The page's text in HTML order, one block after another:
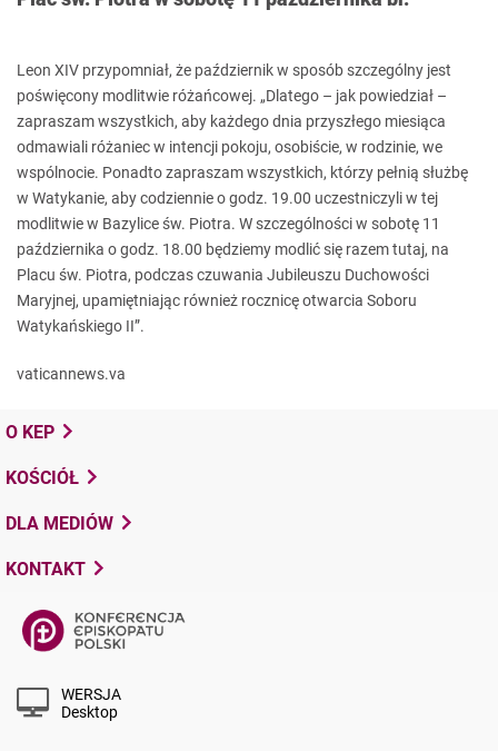
Leon XIV przypomniał, że październik w sposób szczególny jest
poświęcony modlitwie różańcowej. „Dlatego – jak powiedział –
zapraszam wszystkich, aby każdego dnia przyszłego miesiąca
odmawiali różaniec w intencji pokoju, osobiście, w rodzinie, we
wspólnocie. Ponadto zapraszam wszystkich, którzy pełnią służbę
w Watykanie, aby codziennie o godz. 19.00 uczestniczyli w tej
modlitwie w Bazylice św. Piotra. W szczególności w sobotę 11
października o godz. 18.00 będziemy modlić się razem tutaj, na
Placu św. Piotra, podczas czuwania Jubileuszu Duchowości
Maryjnej, upamiętniając również rocznicę otwarcia Soboru
Watykańskiego II”.
vaticannews.va
O KEP
KOŚCIÓŁ
DLA MEDIÓW
KONTAKT
WERSJA
Desktop